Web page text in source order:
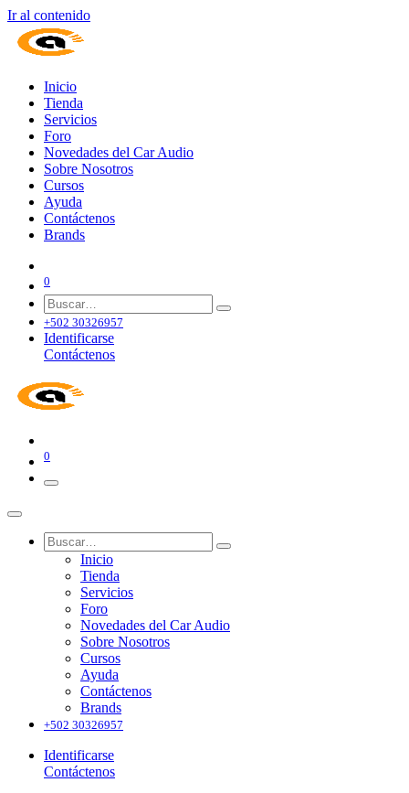
Ir al contenido
Inicio
Tienda
Servicios
Foro
Novedades del Car Audio
Sobre Nosotros
Cursos
Ayuda
Contáctenos
Brands
0
+502 30326957
Identificarse
Contáctenos
0
Inicio
Tienda
Servicios
Foro
Novedades del Car Audio
Sobre Nosotros
Cursos
Ayuda
Contáctenos
Brands
+502 30326957
Identificarse
Contáctenos